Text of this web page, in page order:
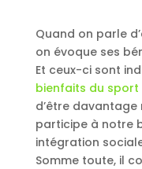
Quand on parle
on évoque ses
Et ceux-ci sont
bienfaits du sport
d’être davantage
participe à notre
intégration
Somme toute, il